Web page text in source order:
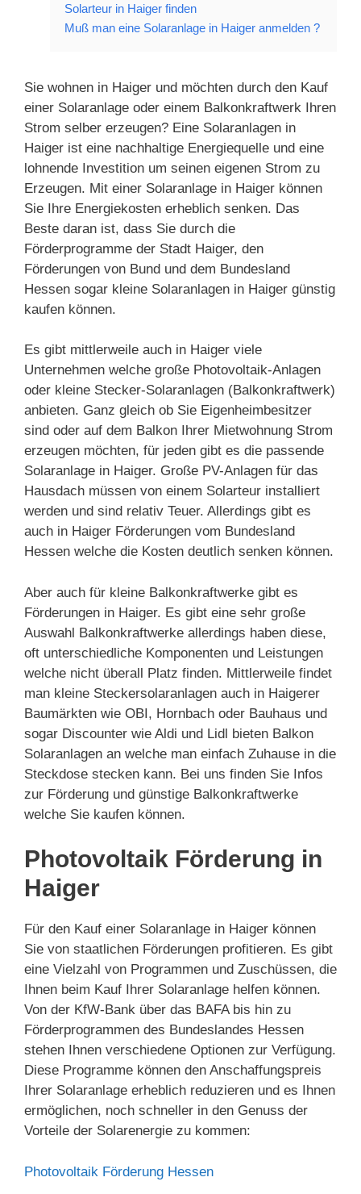
Solarteur in Haiger finden
Muß man eine Solaranlage in Haiger anmelden ?
Sie wohnen in Haiger und möchten durch den Kauf
einer Solaranlage oder einem Balkonkraftwerk Ihren
Strom selber erzeugen? Eine Solaranlagen in
Haiger ist eine nachhaltige Energiequelle und eine
lohnende Investition um seinen eigenen Strom zu
Erzeugen. Mit einer Solaranlage in Haiger können
Sie Ihre Energiekosten erheblich senken. Das
Beste daran ist, dass Sie durch die
Förderprogramme der Stadt Haiger, den
Förderungen von Bund und dem Bundesland
Hessen sogar kleine Solaranlagen in Haiger günstig
kaufen können.
Es gibt mittlerweile auch in Haiger viele
Unternehmen welche große Photovoltaik-Anlagen
oder kleine Stecker-Solaranlagen (Balkonkraftwerk)
anbieten. Ganz gleich ob Sie Eigenheimbesitzer
sind oder auf dem Balkon Ihrer Mietwohnung Strom
erzeugen möchten, für jeden gibt es die passende
Solaranlage in Haiger. Große PV-Anlagen für das
Hausdach müssen von einem Solarteur installiert
werden und sind relativ Teuer. Allerdings gibt es
auch in Haiger Förderungen vom Bundesland
Hessen welche die Kosten deutlich senken können.
Aber auch für kleine Balkonkraftwerke gibt es
Förderungen in Haiger. Es gibt eine sehr große
Auswahl Balkonkraftwerke allerdings haben diese,
oft unterschiedliche Komponenten und Leistungen
welche nicht überall Platz finden. Mittlerweile findet
man kleine Steckersolaranlagen auch in Haigerer
Baumärkten wie OBI, Hornbach oder Bauhaus und
sogar Discounter wie Aldi und Lidl bieten Balkon
Solaranlagen an welche man einfach Zuhause in die
Steckdose stecken kann. Bei uns finden Sie Infos
zur Förderung und günstige Balkonkraftwerke
welche Sie kaufen können.
Photovoltaik Förderung in
Haiger
Für den Kauf einer Solaranlage in Haiger können
Sie von staatlichen Förderungen profitieren. Es gibt
eine Vielzahl von Programmen und Zuschüssen, die
Ihnen beim Kauf Ihrer Solaranlage helfen können.
Von der KfW-Bank über das BAFA bis hin zu
Förderprogrammen des Bundeslandes Hessen
stehen Ihnen verschiedene Optionen zur Verfügung.
Diese Programme können den Anschaffungspreis
Ihrer Solaranlage erheblich reduzieren und es Ihnen
ermöglichen, noch schneller in den Genuss der
Vorteile der Solarenergie zu kommen:
Photovoltaik Förderung Hessen